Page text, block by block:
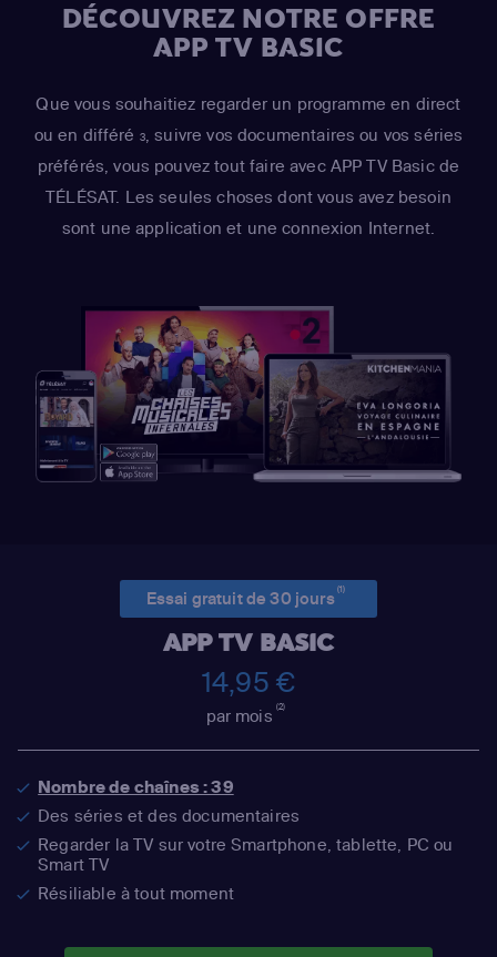
DÉCOUVREZ NOTRE OFFRE
APP TV BASIC
Que vous souhaitiez regarder un programme en direct
ou en différé 3, suivre vos documentaires ou vos séries
préférés, vous pouvez tout faire avec APP TV Basic de
TÉLÉSAT. Les seules choses dont vous avez besoin
sont une application et une connexion Internet.
Essai gratuit de 30 jours(1)
APP TV BASIC
14,95 €
par mois(2)
Nombre de chaînes : 39
Des séries et des documentaires
Regarder la TV sur votre Smartphone, tablette, PC ou
Smart TV
Résiliable à tout moment